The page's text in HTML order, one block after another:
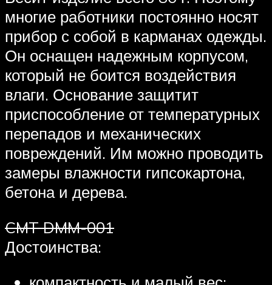
многие работники постоянно носят
прибор с собой в карманах одежды.
Он оснащен надежным корпусом,
который не боится воздействия
влаги. Основание защитит
приспособление от температурных
перепадов и механических
повреждений. Им можно проводить
замеры влажности гипсокартона,
бетона и дерева.
CMT DMM-001
Достоинства: